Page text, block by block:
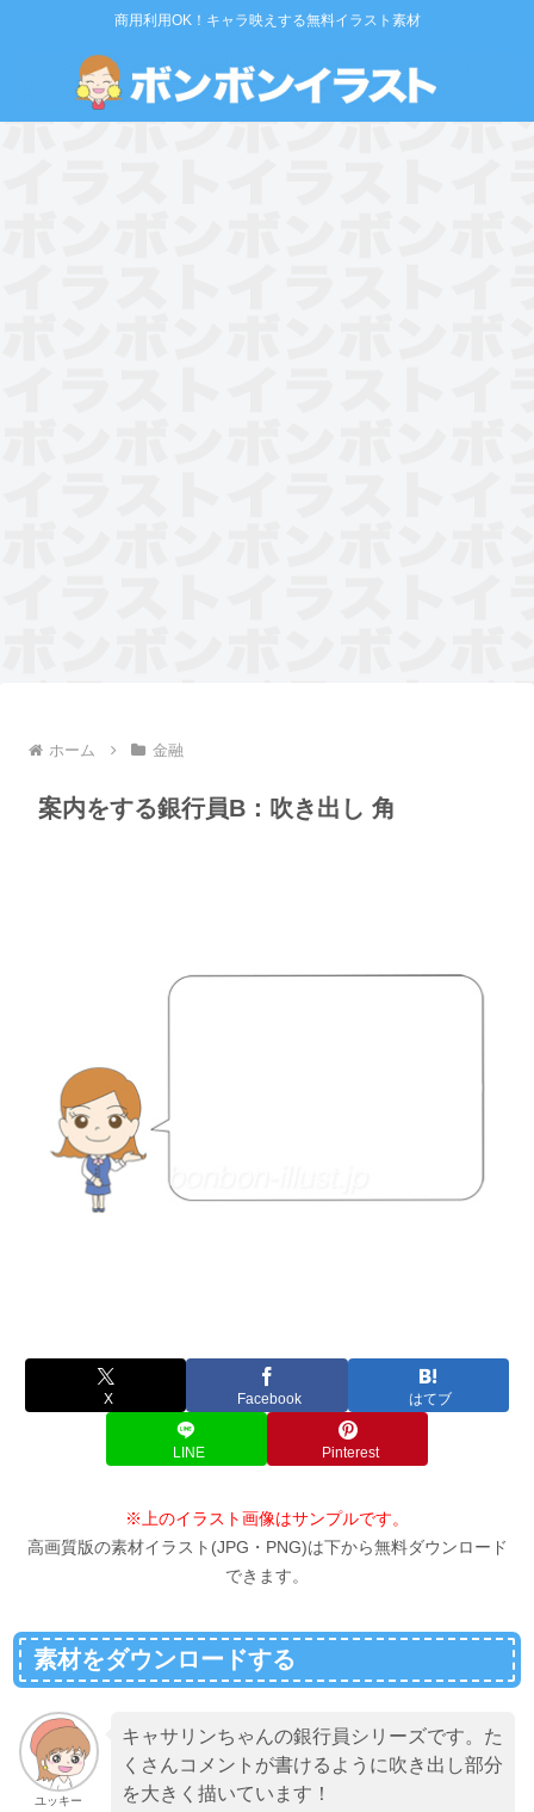
商用利用OK！キャラ映えする無料イラスト素材
ホーム 金融
案内をする銀行員B：吹き出し 角
X Facebook はてブ
LINE Pinterest
※上のイラスト画像はサンプルです。
高画質版の素材イラスト(JPG・PNG)は下から無料ダウンロード
できます。
素材をダウンロードする
ユッキー
キャサリンちゃんの銀行員シリーズです。た
くさんコメントが書けるように吹き出し部分
を大きく描いています！